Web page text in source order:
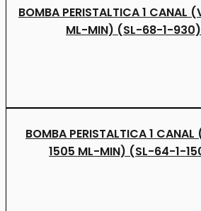
BOMBA PERISTALTICA 1
ML-MIN) (SL-68-1-930)
BOMBA PERISTALTICA 1
1505 ML-MIN) (SL-64-1-